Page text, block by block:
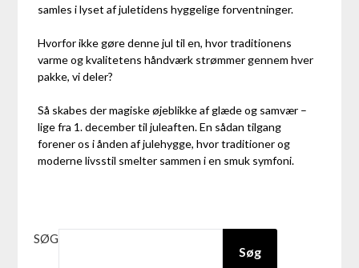
samles i lyset af juletidens hyggelige forventninger.
Hvorfor ikke gøre denne jul til en, hvor traditionens
varme og kvalitetens håndværk strømmer gennem hver
pakke, vi deler?
Så skabes der magiske øjeblikke af glæde og samvær –
lige fra 1. december til juleaften. En sådan tilgang
forener os i ånden af julehygge, hvor traditioner og
moderne livsstil smelter sammen i en smuk symfoni.
SØG
Søg